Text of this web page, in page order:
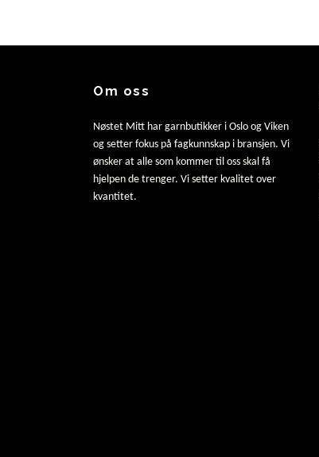
Om oss
Nøstet Mitt har garnbutikker i Oslo og Viken
og setter fokus på fagkunnskap i bransjen. Vi
ønsker at alle som kommer til oss skal få
hjelpen de trenger. Vi setter kvalitet over
kvantitet.